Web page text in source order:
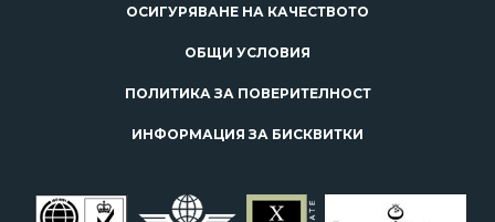
ОСИГУРЯВАНЕ НА КАЧЕСТВОТО
ОБЩИ УСЛОВИЯ
ПОЛИТИКА ЗА ПОВЕРИТЕЛНОСТ
ИНФОРМАЦИЯ ЗА БИСКВИТКИ